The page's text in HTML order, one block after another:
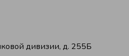
дивизии, д. 255Б